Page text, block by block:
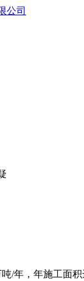
/年，年施工面积